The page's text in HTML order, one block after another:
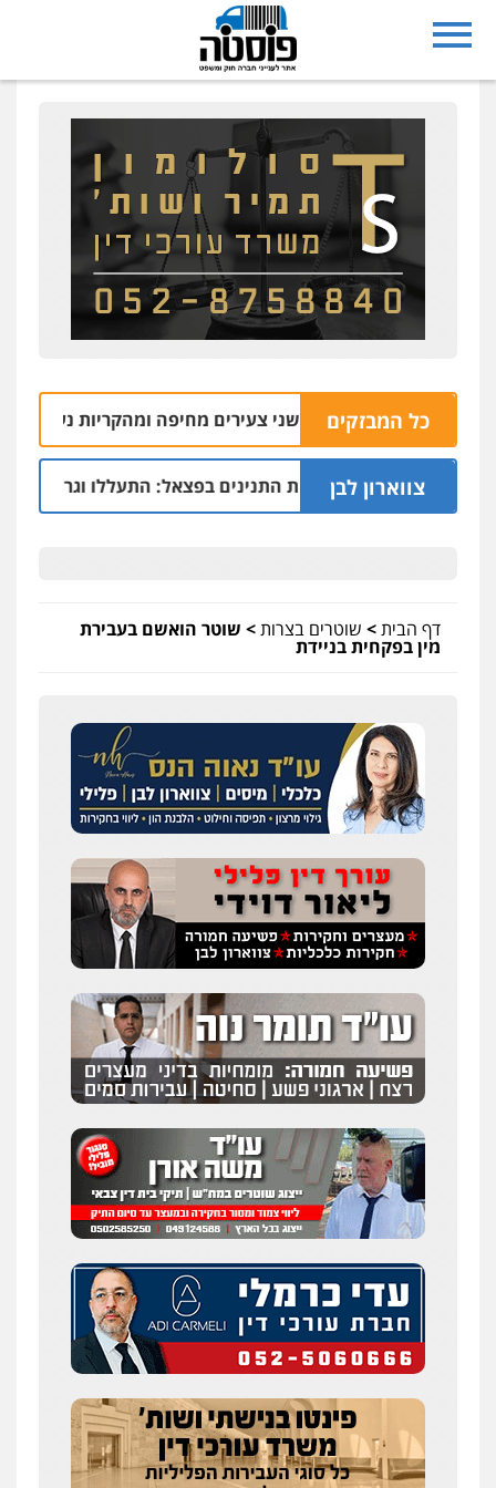
כל המבזקים10.08 | 19:08 שני צעירים מחיפה ומהקריות נעצרו בחשד
צווארון לבן
תובעת את חוות התנינים בפצאל: התעללו וגרמו למוות
דף הבית> שוטרים בצרות> שוטר הואשם בעבירת
מין בפקחית בניידת
עו"ד דותן דניאלי
פלילי פשיעה חמורה צווארון לבן פשיעה
0542442982
עו"ד אורנת קמרון
פלילי תעבורה עורכי דין לענייני אסירים
משפחה נוער
0505417090
עו"ד חמאדה מסרי
תעבורה
עו"ד אייל אביטל
0544712201
0543986802
עסקים
0507302623
לוי מלאך דדון – משרד עו"ד
0544231863
עו"ד מעיין שמחון
פלילי מעצרים וחקירות עורכי דין לענייני
0587604050
עו"ד אמיר כהן
פלילי מעצרים וחקירות תעבורה
0537470000
עורך דין תמיר אלטיט
פלילי תעבורה
דוד בוחבוט – משרד עו"ד
פלילי פשיעה חמורה מעצרים צווארון לבן
0505542333
עו"ד בן ממן
פלילי אסירים חקירות ומעצרים סייבר